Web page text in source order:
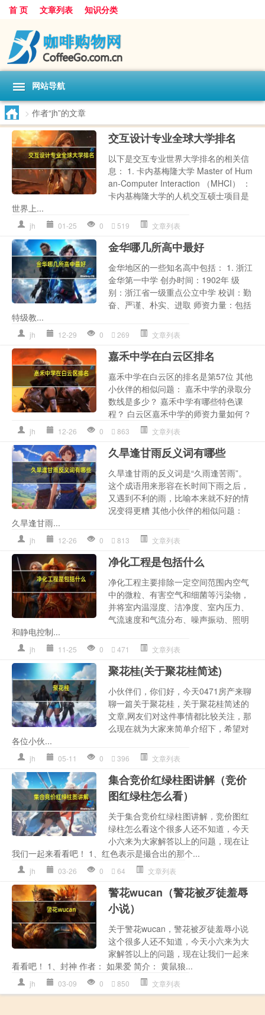
首 页 文章列表 知识分类
网站导航
> 作者“jh”的文章
交互设计专业全球大学排名
以下是交互专业世界大学排名的相关信
息： 1. 卡内基梅隆大学 Master of Hum
an-Computer Interaction （MHCI） ：
卡内基梅隆大学的人机交互硕士项目是
世界上...
jh 01-25 0 519 文章列表
金华哪几所高中最好
金华地区的一些知名高中包括： 1. 浙江
金华第一中学 创办时间：1902年 级
别：浙江省一级重点公立中学 校训：勤
奋、严谨、朴实、进取 师资力量：包括
特级教...
jh 12-29 0 269 文章列表
嘉禾中学在白云区排名
嘉禾中学在白云区的排名是第57位 其他
小伙伴的相似问题： 嘉禾中学的录取分
数线是多少？ 嘉禾中学有哪些特色课
程？ 白云区嘉禾中学的师资力量如何？
jh 12-26 0 863 文章列表
久旱逢甘雨反义词有哪些
久旱逢甘雨的反义词是“久雨逢苦雨”。
这个成语用来形容在长时间下雨之后，
又遇到不利的雨，比喻本来就不好的情
况变得更糟 其他小伙伴的相似问题：
久旱逢甘雨...
jh 12-26 0 813 文章列表
净化工程是包括什么
净化工程主要排除一定空间范围内空气
中的微粒、有害空气和细菌等污染物，
并将室内温湿度、洁净度、室内压力、
气流速度和气流分布、噪声振动、照明
和静电控制...
jh 11-25 0 471 文章列表
聚花桂(关于聚花桂简述)
小伙伴们，你们好，今天0471房产来聊
聊一篇关于聚花桂，关于聚花桂简述的
文章,网友们对这件事情都比较关注，那
么现在就为大家来简单介绍下，希望对
各位小伙...
jh 05-11 0 396 文章列表
集合竞价红绿柱图讲解（竞价
图红绿柱怎么看）
关于集合竞价红绿柱图讲解，竞价图红
绿柱怎么看这个很多人还不知道，今天
小六来为大家解答以上的问题，现在让
我们一起来看看吧！ 1、红色表示是撮合出的那个...
jh 03-26 0 64 文章列表
警花wucan（警花被歹徒羞辱
小说）
关于警花wucan，警花被歹徒羞辱小说
这个很多人还不知道，今天小六来为大
家解答以上的问题，现在让我们一起来
看看吧！ 1、封神 作者： 如果爱 简介： 黄鼠狼...
jh 03-09 0 850 文章列表